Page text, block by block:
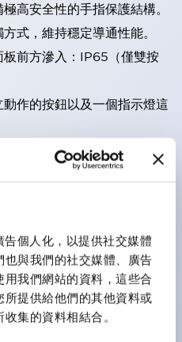
個人化，以提供社交媒體
與我們的社交媒體、廣告
我們網站的資料，這些合
提供給他們的其他資料或
集的資料相結合。
高安全性的手指保護結構。
式，維持穩定導通性能。
前方滲入：IP65（僅雙按
作的按鈕以及一個指示燈這
電壓規格。
可清楚辨識正方平頭形指
點燈時的顏色識別。
：在危險或緊急狀況下，
多人識別。